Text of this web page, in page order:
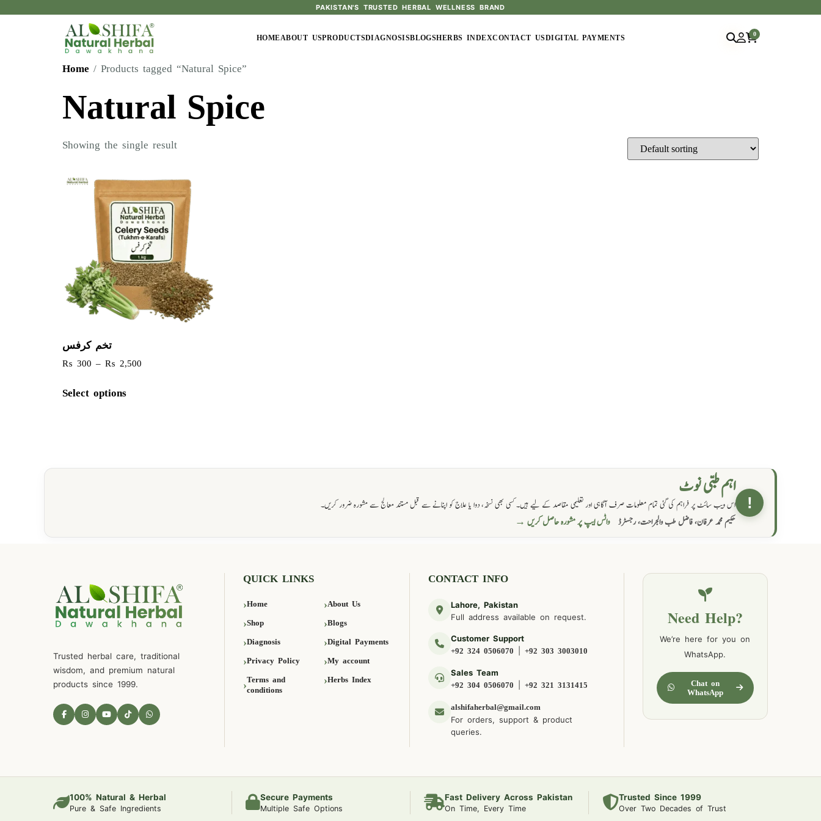
PAKISTAN'S TRUSTED HERBAL WELLNESS BRAND
HOMEABOUT USPRODUCTSDIAGNOSISBLOGSHERBS INDEXCONTACT USDIGITAL PAYMENTS
0
Home / Products tagged “Natural Spice”
Natural Spice
Showing the single result
تخم کرفس
₨ 300 – ₨ 2,500
Select options
!
اہم طبی نوٹ
اس ویب سائٹ پر فراہم کی گئی تمام معلومات صرف آگاہی اور تعلیمی مقاصد کے لیے ہیں۔ کسی بھی نسخہ، دوا یا علاج کو اپنانے سے قبل مستند معالج سے مشورہ ضرور کریں۔
حکیم محمد عرفان، فاضل طب والجراحت، رجسٹرڈ واٹس ایپ پر مشورہ حاصل کریں →
Trusted herbal care, traditional
wisdom, and premium natural
products since 1999.
QUICK LINKS
Home About Us
Shop Blogs
Diagnosis Digital Payments
Privacy Policy My account
Terms and
conditions
Herbs Index
CONTACT INFO
Lahore, Pakistan
Full address available on request.
Customer Support
+92 324 0506070 |+92 303 3003010
Sales Team
+92 304 0506070 |+92 321 3131415
alshifaherbal@gmail.com
For orders, support & product
queries.
Need Help?
We’re here for you on
WhatsApp.
Chat on
WhatsApp
100% Natural & Herbal
Pure & Safe Ingredients
Secure Payments
Multiple Safe Options
Fast Delivery Across Pakistan
On Time, Every Time
Trusted Since 1999
Over Two Decades of Trust